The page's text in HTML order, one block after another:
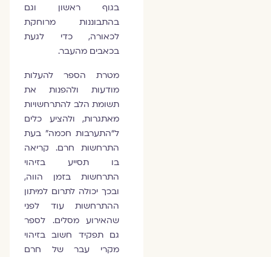
בגוף ראשון וגם
בהתבוננות מרוחקת
לכאורה, כדי לגעת
בכאבים מהעבר.
מטרת הספר להעלות
מודעות ולהפנות את
תשומת הלב להתרחשויות
מאתגרות, ולהציע כלים
ל“התערבות חכמה” בעת
התרחשות חרם. קריאה
בו תסייע בזיהוי
התרחשות בזמן הווה,
ובכך יכולה לתרום למיתון
ההתרחשות עוד לפני
שהאירוע מסלים. לספר
גם תפקיד חשוב בזיהוי
מקרי עבר של חרם